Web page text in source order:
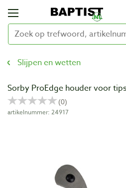
Slijpen en wetten
Sorby ProEdge houder voor
artikelnummer: 24917